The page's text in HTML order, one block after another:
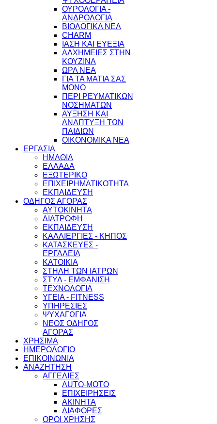
ΟΥΡΟΛΟΓΙΑ -
ΑΝΔΡΟΛΟΓΙΑ
ΒΙΟΛΟΓΙΚΑ ΝΕΑ
CHARM
ΙΑΣΗ ΚΑΙ ΕΥΕΞΙΑ
ΑΛΧΗΜΕΙΕΣ ΣΤΗΝ
ΚΟΥΖΙΝΑ
ΩΡΛ ΝEA
ΓΙΑ ΤΑ ΜΑΤΙΑ ΣΑΣ
ΜΟΝΟ
ΠΕΡΙ ΡΕΥΜΑΤΙΚΩΝ
ΝΟΣΗΜΑΤΩΝ
ΑΥΞΗΣΗ ΚΑΙ
ΑΝΑΠΤΥΞΗ ΤΩΝ
ΠΑΙΔΙΩΝ
ΟΙΚΟΝΟΜΙΚΑ ΝΕΑ
ΕΡΓΑΣΙΑ
ΗΜΑΘΙΑ
ΕΛΛΑΔΑ
ΕΞΩΤΕΡΙΚΟ
ΕΠΙΧΕΙΡΗΜΑΤΙΚΟΤΗΤΑ
ΕΚΠΑΙΔΕΥΣΗ
ΟΔΗΓΟΣ ΑΓΟΡΑΣ
ΑΥΤΟΚΙΝΗΤΑ
ΔΙΑΤΡΟΦΗ
ΕΚΠΑΙΔΕΥΣΗ
ΚΑΛΛΙΕΡΓΙΕΣ - ΚΗΠΟΣ
ΚΑΤΑΣΚΕΥΕΣ -
ΕΡΓΑΛΕΙΑ
ΚΑΤΟΙΚΙΑ
ΣΤΗΛΗ ΤΩΝ ΙΑΤΡΩΝ
ΣΤΥΛ - ΕΜΦΑΝΙΣΗ
ΤΕΧΝΟΛΟΓΙΑ
ΥΓΕΙΑ - FITNESS
ΥΠΗΡΕΣΙΕΣ
ΨΥΧΑΓΩΓΙΑ
ΝΕΟΣ ΟΔΗΓΟΣ
ΑΓΟΡΑΣ
ΧΡΗΣΙΜΑ
ΗΜΕΡΟΛΟΓΙΟ
ΕΠΙΚΟΙΝΩΝΙΑ
ΑΝΑΖΗΤΗΣΗ
ΑΓΓΕΛΙΕΣ
AUTO-MOTO
ΕΠΙΧΕΙΡΗΣΕΙΣ
ΑΚΙΝΗΤΑ
ΔΙΑΦΟΡΕΣ
ΟΡΟΙ ΧΡΗΣΗΣ